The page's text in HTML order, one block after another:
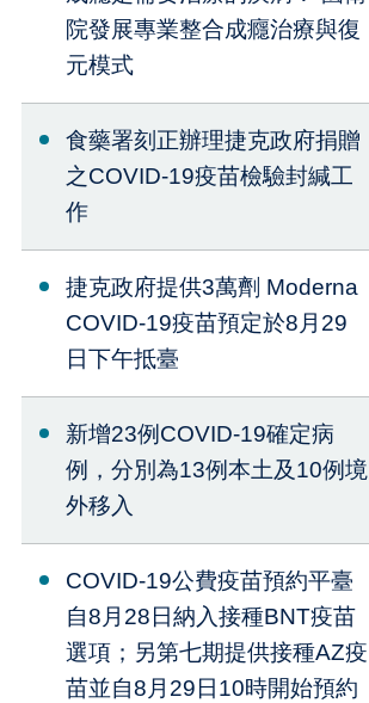
院發展專業整合成癮治療與復
元模式
食藥署刻正辦理捷克政府捐贈
之COVID-19疫苗檢驗封緘工
作
捷克政府提供3萬劑 Moderna
COVID-19疫苗預定於8月29
日下午抵臺
新增23例COVID-19確定病
例，分別為13例本土及10例境
外移入
COVID-19公費疫苗預約平臺
自8月28日納入接種BNT疫苗
選項；另第七期提供接種AZ疫
苗並自8月29日10時開始預約